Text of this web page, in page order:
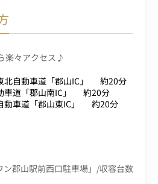
楽々アクセス♪
北自動車道「郡山IC」
約20分
車道「郡山南IC」
約20分
動車道「郡山東IC」 約20分
郡山駅前西口駐車場」/収容台数